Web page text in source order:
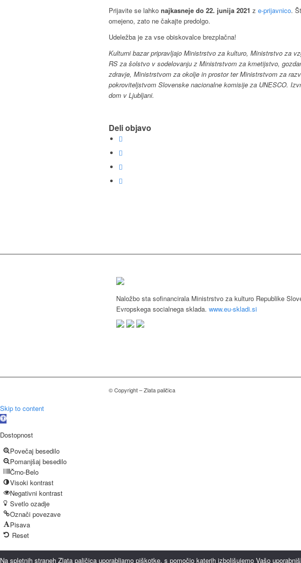
Prijavite se lahko najkasneje do 22. junija 2021 z e-prijavnico.
omejeno, zato ne čakajte predolgo.
Udeležba je za vse obiskovalce brezplačna!
Kulturni bazar pripravljajo Ministrstvo za kulturo, Ministrstvo za
RS za šolstvo v sodelovanju z Ministrstvom za kmetijstvo,
zdravje, Ministrstvom za okolje in prostor ter Ministrstvom za
pokroviteljstvom Slovenske nacionalne komisije za UNESCO.
dom v Ljubljani.
Deli objavo
Naložbo sta sofinancirala Ministrstvo za kulturo Republike
Evropskega socialnega sklada. www.eu-skladi.si
© Copyright – Zlata paličica
Skip to content
Open
Dostopnost
Povečaj besedilo
Pomanjšaj besedilo
Črno-Belo
Visoki kontrast
Negativni kontrast
Svetlo ozadje
Označi povezave
Pisava
Reset
Na spletnih straneh Zlata paličica uporabljamo piškotke, s pomočjo katerih izboljšujemo Vašo